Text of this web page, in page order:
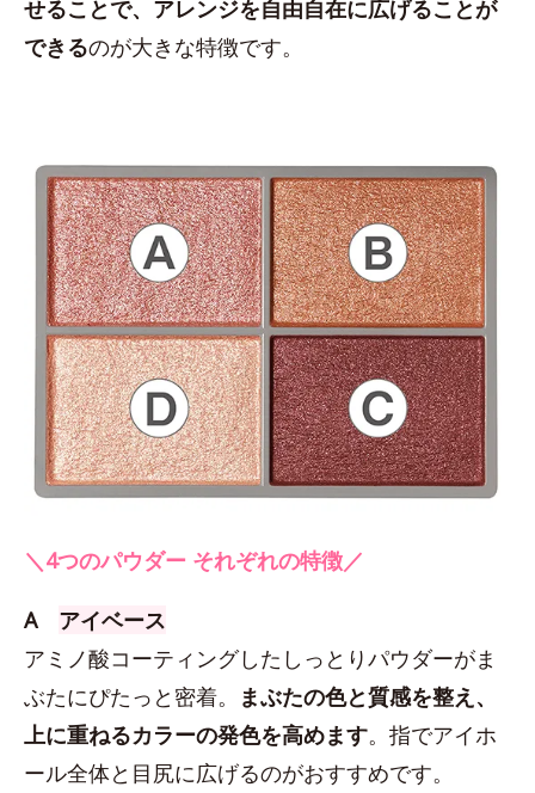
せることで、アレンジを自由自在に広げることが
できるのが大きな特徴です。
＼4つのパウダー それぞれの特徴／
A
アイベース
アミノ酸コーティングしたしっとりパウダーがま
ぶたにぴたっと密着。
まぶたの色と質感を整え、
上に重ねるカラーの発色を高めます。指でアイホ
ール全体と目尻に広げるのがおすすめです。